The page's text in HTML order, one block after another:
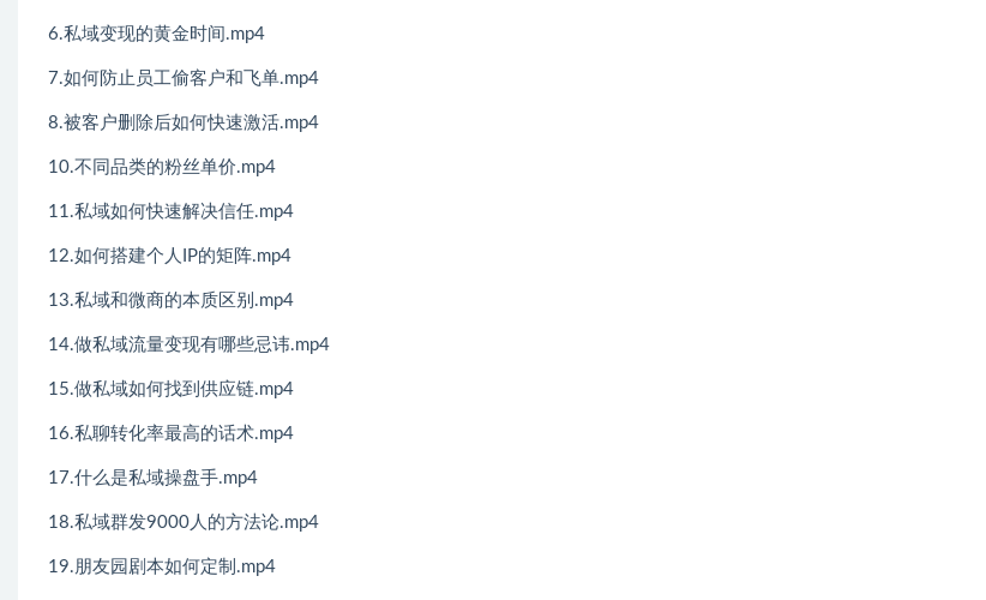
6.私域变现的黄金时间.mp4
7.如何防止员工偷客户和飞单.mp4
8.被客户删除后如何快速激活.mp4
10.不同品类的粉丝单价.mp4
11.私域如何快速解决信任.mp4
12.如何搭建个人IP的矩阵.mp4
13.私域和微商的本质区别.mp4
14.做私域流量变现有哪些忌讳.mp4
15.做私域如何找到供应链.mp4
16.私聊转化率最高的话术.mp4
17.什么是私域操盘手.mp4
18.私域群发9000人的方法论.mp4
19.朋友园剧本如何定制.mp4